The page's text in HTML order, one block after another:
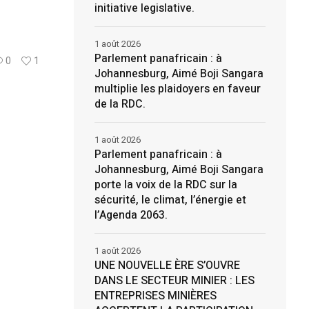
0 1
initiative legislative.
Parlement panafricain : à
Johannesburg, Aimé Boji Sangara
multiplie les plaidoyers en faveur
de la RDC.
1 août 2026
Parlement panafricain : à
Johannesburg, Aimé Boji Sangara
porte la voix de la RDC sur la
sécurité, le climat, l’énergie et
l’Agenda 2063.
1 août 2026
UNE NOUVELLE ÈRE S’OUVRE
DANS LE SECTEUR MINIER : LES
ENTREPRISES MINIÈRES
1 août 2026